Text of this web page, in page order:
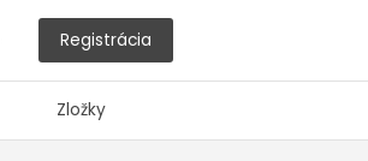
Registrácia
Zložky